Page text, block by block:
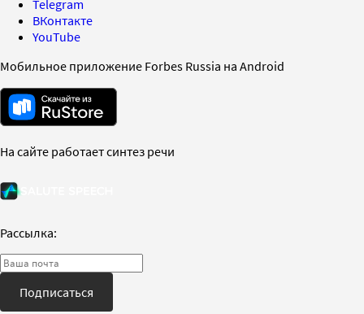
Telegram
ВКонтакте
YouTube
Мобильное приложение Forbes Russia на Android
На сайте работает синтез речи
Рассылка:
Подписаться